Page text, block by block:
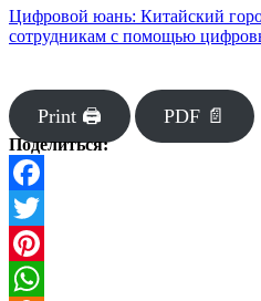
Цифровой юань: Китайский
сотрудникам с помощью
Print 🖨 PDF 📄
Поделиться:
Facebook
Twitter
Pinterest